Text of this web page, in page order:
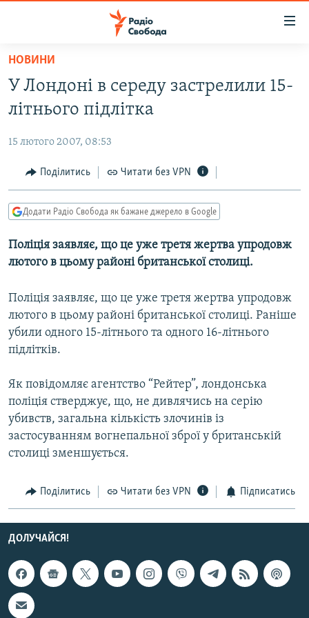
Перейти
основного
матеріалу
до
навігації
Перейти
до
ВСЕ ЗА ДОБУ
ПОЛІТИКА
ЕКОНОМІКА
КУЛЬТУРА
СПОРТ
СВІТ
ВІЙНА
РОСІЙСЬКА «ФІЛЬТРАЦІЯ»
КРИМ.РЕАЛІЇ
ТИ ЯК?
КИТАЙ.ВИКЛИКИ
МУЛЬТИМЕДІА
ФОТО
ПОДКАСТИ
КРИМ РЕАЛІЇ
РУС
ДОЛУЧАЙСЯ!
НОВИНИ
У Лондоні в середу застрелили 15-
літнього підлітка
15 лютого 2007, 08:53
Поділитись Читати без VPN
Додати Радіо Свобода як бажане джерело в Google
Поліція заявляє, що це уже третя жертва упродовж
лютого в цьому районі британської столиці.
Поліція заявляє, що це уже третя жертва упродовж
лютого в цьому районі британської столиці. Раніше
убили одного 15-літнього та одного 16-літнього
підлітків.
Як повідомляє агентство “Рейтер”, лондонська
поліція стверджує, що, не дивлячись на серію
убивств, загальна кількість злочинів із
застосуванням вогнепальної зброї у британській
столиці зменшується.
Поділитись Читати без VPN Підписатись
ДОЛУЧАЙСЯ!